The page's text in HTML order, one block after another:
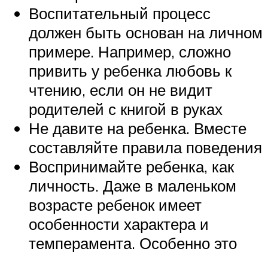
Воспитательный процесс
должен быть основан на личном
примере. Например, сложно
привить у ребенка любовь к
чтению, если он не видит
родителей с книгой в руках
Не давите на ребенка. Вместе
составляйте правила поведения
Воспринимайте ребенка, как
личность. Даже в маленьком
возрасте ребенок имеет
особенности характера и
темперамента. Особенно это